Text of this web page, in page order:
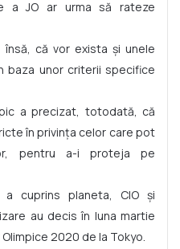
a JO ar urma să rateze
însă, că vor exista şi unele
baza unor criterii specifice
a precizat, totodată, că
în privinţa celor care pot
pentru a-i proteja pe
cuprins planeta, CIO şi
au decis în luna martie
2020 de la Tokyo.